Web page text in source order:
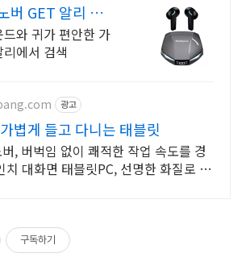
버 GET 알리 초특
폰와 귀가 편안한 가
에서 검색
광고
볍게 들고 다니는 태블릿
, 버벅임 없이 쾌적한 작업 속도를 경
치 대화면 태블릿PC, 선명한 화질로 생
구독하기